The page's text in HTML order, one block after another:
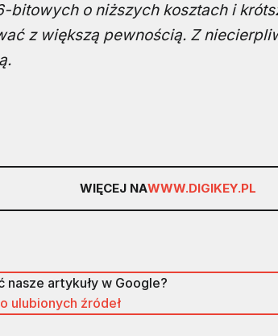
bitowych o niższych kosztach i
z większą pewnością. Z
WIĘCEJ NAWWW.DIGIKEY.PL
artykuły w Google?
ulubionych źródeł